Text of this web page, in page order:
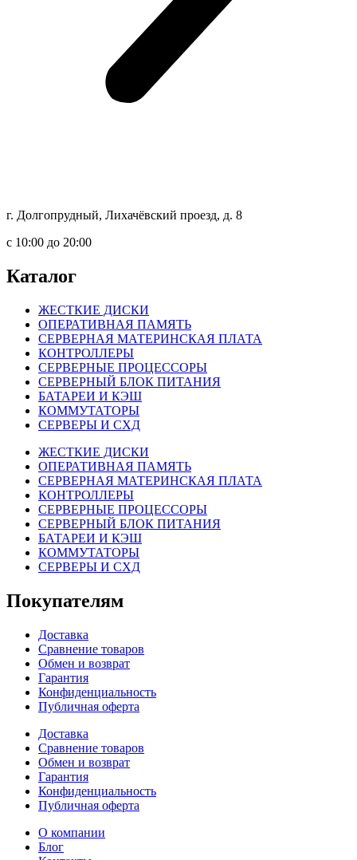
г. Долгопрудный, Лихачёвский проезд, д. 8
c 10:00 до 20:00
Каталог
ЖЕСТКИЕ ДИСКИ
ОПЕРАТИВНАЯ ПАМЯТЬ
СЕРВЕРНАЯ МАТЕРИНСКАЯ ПЛАТА
КОНТРОЛЛЕРЫ
СЕРВЕРНЫЕ ПРОЦЕССОРЫ
СЕРВЕРНЫЙ БЛОК ПИТАНИЯ
БАТАРЕИ И КЭШ
КОММУТАТОРЫ
СЕРВЕРЫ И СХД
ЖЕСТКИЕ ДИСКИ
ОПЕРАТИВНАЯ ПАМЯТЬ
СЕРВЕРНАЯ МАТЕРИНСКАЯ ПЛАТА
КОНТРОЛЛЕРЫ
СЕРВЕРНЫЕ ПРОЦЕССОРЫ
СЕРВЕРНЫЙ БЛОК ПИТАНИЯ
БАТАРЕИ И КЭШ
КОММУТАТОРЫ
СЕРВЕРЫ И СХД
Покупателям
Доставка
Сравнение товаров
Обмен и возврат
Гарантия
Конфиденциальность
Публичная оферта
Доставка
Сравнение товаров
Обмен и возврат
Гарантия
Конфиденциальность
Публичная оферта
О компании
Блог